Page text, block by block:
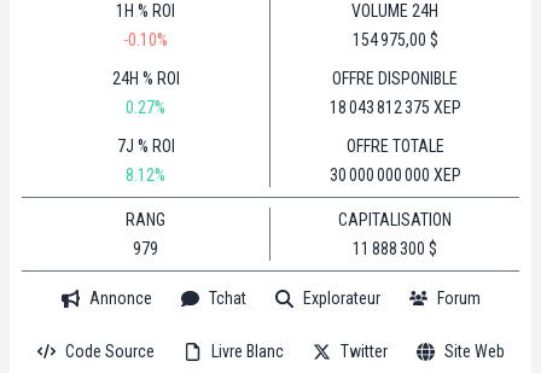
1H % ROI
-0.10%
24H % ROI
0.27%
7J % ROI
8.12%
VOLUME 24H
154 975,00 $
OFFRE DISPONIBLE
18 043 812 375 XEP
OFFRE TOTALE
30 000 000 000 XEP
RANG
979
CAPITALISATION
11 888 300 $
Annonce Tchat Explorateur Forum
Code Source Livre Blanc Twitter Site Web